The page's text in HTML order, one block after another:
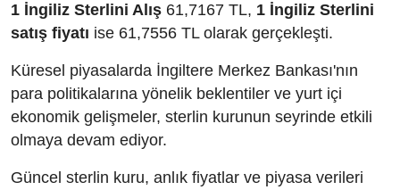
1 İngiliz Sterlini Alış 61,7167 TL, 1 İngiliz Sterlini
satış fiyatı ise 61,7556 TL olarak gerçekleşti.
Küresel piyasalarda İngiltere Merkez Bankası'nın
para politikalarına yönelik beklentiler ve yurt içi
ekonomik gelişmeler, sterlin kurunun seyrinde etkili
olmaya devam ediyor.
Güncel sterlin kuru, anlık fiyatlar ve piyasa verileri